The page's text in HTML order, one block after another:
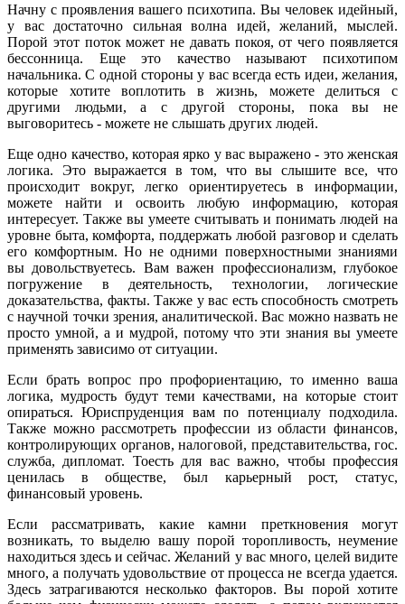
Начну с проявления вашего психотипа. Вы человек идейный,
у вас достаточно сильная волна идей, желаний, мыслей.
Порой этот поток может не давать покоя, от чего появляется
бессонница. Еще это качество называют психотипом
начальника. С одной стороны у вас всегда есть идеи, желания,
которые хотите воплотить в жизнь, можете делиться с
другими людьми, а с другой стороны, пока вы не
выговоритесь - можете не слышать других людей.
Еще одно качество, которая ярко у вас выражено - это женская
логика. Это выражается в том, что вы слышите все, что
происходит вокруг, легко ориентируетесь в информации,
можете найти и освоить любую информацию, которая
интересует. Также вы умеете считывать и понимать людей на
уровне быта, комфорта, поддержать любой разговор и сделать
его комфортным. Но не одними поверхностными знаниями
вы довольствуетесь. Вам важен профессионализм, глубокое
погружение в деятельность, технологии, логические
доказательства, факты. Также у вас есть способность смотреть
с научной точки зрения, аналитической. Вас можно назвать не
просто умной, а и мудрой, потому что эти знания вы умеете
применять зависимо от ситуации.
Если брать вопрос про профориентацию, то именно ваша
логика, мудрость будут теми качествами, на которые стоит
опираться. Юриспруденция вам по потенциалу подходила.
Также можно рассмотреть профессии из области финансов,
контролирующих органов, налоговой, представительства, гос.
служба, дипломат. Тоесть для вас важно, чтобы профессия
ценилась в обществе, был карьерный рост, статус,
финансовый уровень.
Если рассматривать, какие камни преткновения могут
возникать, то выделю вашу порой торопливость, неумение
находиться здесь и сейчас. Желаний у вас много, целей видите
много, а получать удовольствие от процесса не всегда удается.
Здесь затрагиваются несколько факторов. Вы порой хотите